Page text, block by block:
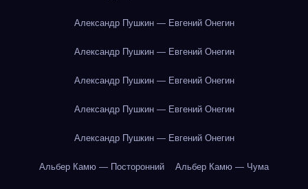
Александр Пушкин — Евгений Онегин
Александр Пушкин — Евгений Онегин
Александр Пушкин — Евгений Онегин
Александр Пушкин — Евгений Онегин
Александр Пушкин — Евгений Онегин
Альбер Камю — Посторонний Альбер Камю — Чума